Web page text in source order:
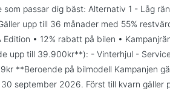
passar dig bäst: Alternativ 1 - Låg
upp till 36 månader med 55%
• 12% rabatt på bilen •
upp till 39.900kr**): - Vinterhjul -
**Beroende på bilmodell Kampanjen
september 2026. Först till kvarn gäller